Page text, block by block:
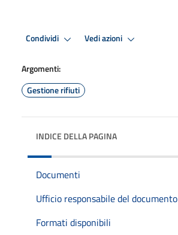
Condividi Vedi azioni
Argomenti:
Gestione rifiuti
INDICE DELLA PAGINA
Documenti
Ufficio responsabile del documento
Formati disponibili